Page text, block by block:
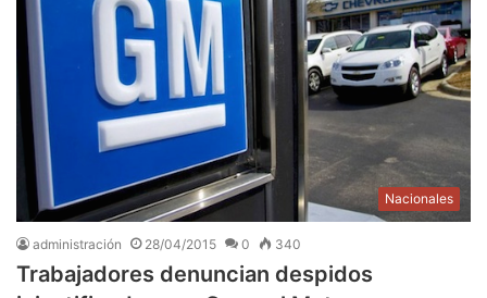
Nacionales
administración 28/04/2015 0 340
Trabajadores denuncian despidos